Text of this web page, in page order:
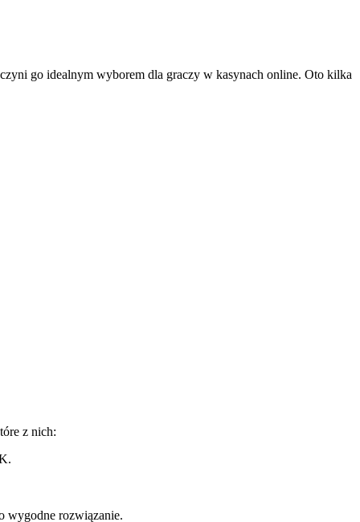
go idealnym wyborem dla graczy w kasynach online. Oto kilka
z nich:
wygodne rozwiązanie.